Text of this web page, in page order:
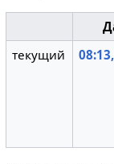
текущий